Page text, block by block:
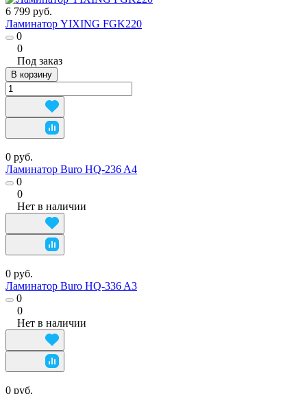
6 799 руб.
Ламинатор YIXING FGK220
0
0
Под заказ
В корзину
0 руб.
Ламинатор Buro HQ-236 A4
0
0
Нет в наличии
0 руб.
Ламинатор Buro HQ-336 A3
0
0
Нет в наличии
0 руб.